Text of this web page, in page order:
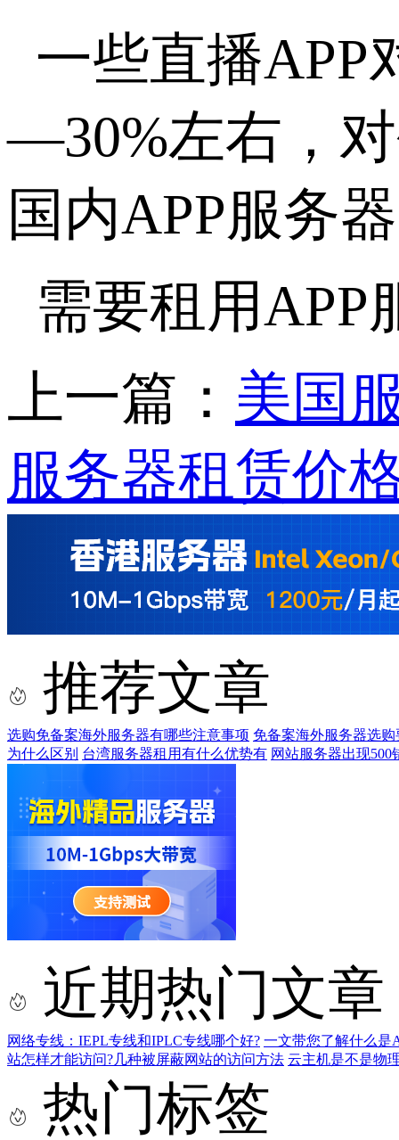
一些直播APP
—30%左右，
国内APP服务
需要租用APP
上一篇： 美国
服务器租赁价
推荐文章
选购免备案海外服务器有哪些注意事项 免备案海外服务器选
为什么区别 台湾服务器租用有什么优势有 网站服务器出现500
近期热门文章
网络专线：IEPL专线和IPLC专线哪个好? 一文带您了解什么是
站怎样才能访问?几种被屏蔽网站的访问方法 云主机是不是物
热门标签